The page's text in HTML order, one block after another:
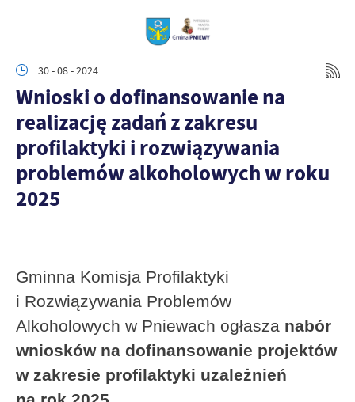
30 - 08 - 2024
Wnioski o dofinansowanie na
realizację zadań z zakresu
profilaktyki i rozwiązywania
problemów alkoholowych w roku
2025
Gminna Komisja Profilaktyki
i Rozwiązywania Problemów
Alkoholowych w Pniewach ogłasza nabór
wniosków na dofinansowanie projektów
w zakresie profilaktyki uzależnień